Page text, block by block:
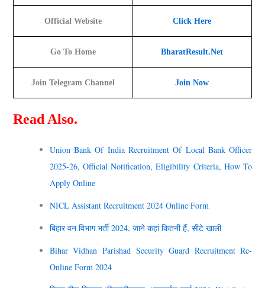
Official Website Click Here
Go To Home BharatResult.Net
Join Telegram Channel Join Now
Read Also.
Union Bank Of India Recruitment Of Local Bank Officer
2025-26, Official Notification, Eligibility Criteria, How To
Apply Online
NICL Assistant Recruitment 2024 Online Form
बिहार वन विभाग भर्ती 2024, जाने कहां कितनी हैं, सीटे खाली
Bihar Vidhan Parishad Security Guard Recruitment Re-
Online Form 2024